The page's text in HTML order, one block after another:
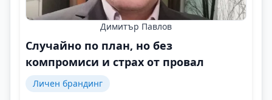
Димитър Павлов
Случайно по план, но без
компромиси и страх от провал
Личен брандинг